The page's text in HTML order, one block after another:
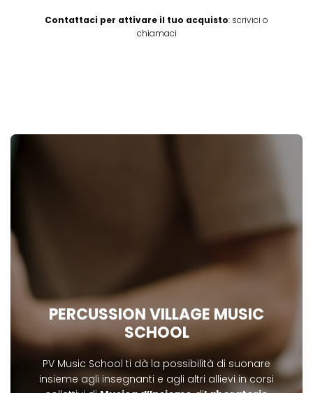
Contattaci per attivare il tuo acquisto: scrivici o
chiamaci
PERCUSSION VILLAGE MUSIC
SCHOOL
PV Music School ti dà la possibilità di suonare
insieme agli insegnanti e agli altri allievi in corsi